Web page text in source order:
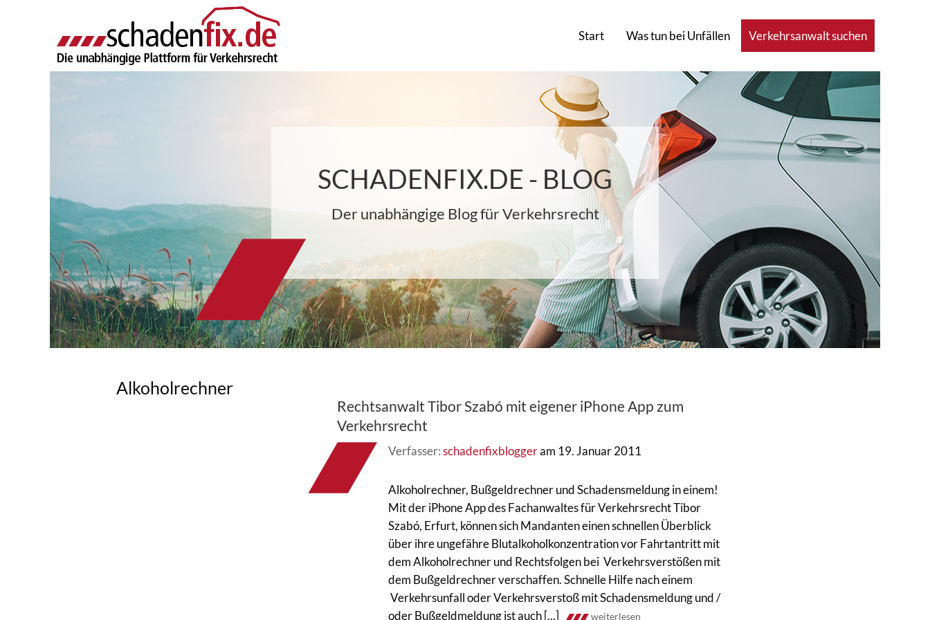
Start Was tun bei Unfällen Verkehrsanwalt suchen
SCHADENFIX.DE - BLOG
Der unabhängige Blog für Verkehrsrecht
Alkoholrechner
Rechtsanwalt Tibor Szabó mit eigener iPhone App zum
Verkehrsrecht
Verfasser:schadenfixbloggeram 19. Januar 2011
Alkoholrechner, Bußgeldrechner und Schadensmeldung in einem!
Mit der iPhone App des Fachanwaltes für Verkehrsrecht Tibor
Szabó, Erfurt, können sich Mandanten einen schnellen Überblick
über ihre ungefähre Blutalkoholkonzentration vor Fahrtantritt mit
dem Alkoholrechner und Rechtsfolgen bei Verkehrsverstößen mit
dem Bußgeldrechner verschaffen. Schnelle Hilfe nach einem
Verkehrsunfall oder Verkehrsverstoß mit Schadensmeldung und /
oder Bußgeldmeldung ist auch [...]
weiterlesen